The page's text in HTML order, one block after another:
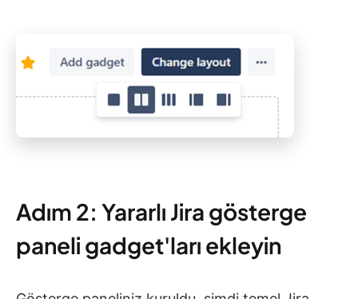
Adım 2: Yararlı Jira gösterge
paneli gadget'ları ekleyin